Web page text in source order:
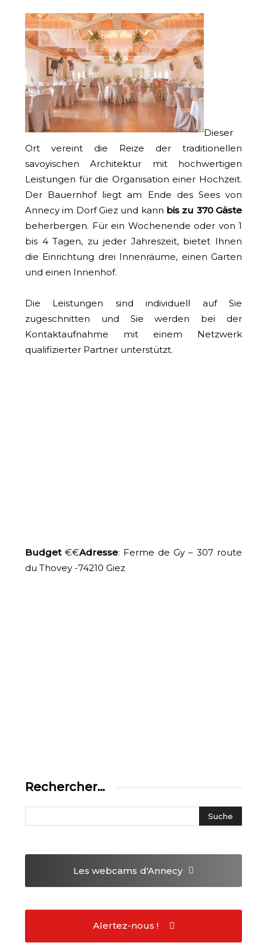
Dieser
Ort vereint die Reize der traditionellen
savoyischen Architektur mit hochwertigen
Leistungen für die Organisation einer Hochzeit.
Der Bauernhof liegt am Ende des Sees von
Annecy im Dorf Giez und kann bis zu 370 Gäste
beherbergen. Für ein Wochenende oder von 1
bis 4 Tagen, zu jeder Jahreszeit, bietet Ihnen
die Einrichtung drei Innenräume, einen Garten
und einen Innenhof.
Die Leistungen sind individuell auf Sie
zugeschnitten und Sie werden bei der
Kontaktaufnahme mit einem Netzwerk
qualifizierter Partner unterstützt.
Budget€€Adresse: Ferme de Gy – 307 route
du Thovey -74210 Giez
Rechercher…
Les webcams d'Annecy
Alertez-nous !